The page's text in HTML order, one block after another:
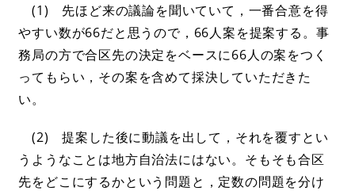
(1) 先ほど来の議論を聞いていて，一番合意を得
やすい数が66だと思うので，66人案を提案する。事
務局の方で合区先の決定をベースに66人の案をつく
ってもらい，その案を含めて採決していただきた
い。
(2) 提案した後に動議を出して，それを覆すとい
うようなことは地方自治法にはない。そもそも合区
先をどこにするかという問題と，定数の問題を分け